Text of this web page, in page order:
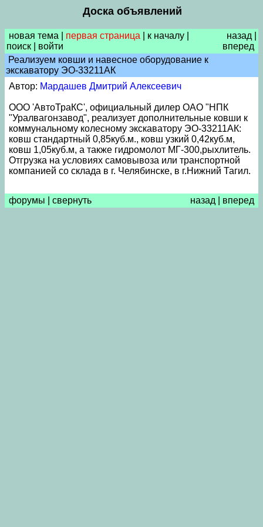
Доска объявлений
новая тема первая страница к началу
поиск
войти
назад
вперед
Реализуем ковши и навесное оборудование к
экскаватору ЭО-33211АК
Автор: Мардашев Дмитрий Алексеевич
ООО 'АвтоТраКС', официальный дилер ОАО "НПК
"Уралвагонзавод", реализует дополнительные ковши к
коммунальному колесному экскаватору ЭО-33211АК:
ковш стандартный 0,85куб.м., ковш узкий 0,42куб.м,
ковш 1,05куб.м, а также гидромолот МГ-300,рыхлитель.
Отгрузка на условиях самовывоза или транспортной
компанией со склада в г. Челябинске, в г.Нижний Тагил.
форумы свернуть назад вперед